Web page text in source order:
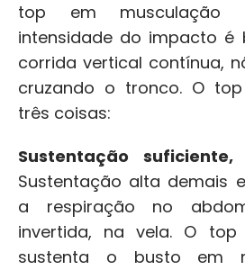
top em musculação
intensidade do impacto
corrida vertical contínua,
cruzando o tronco. O
três coisas:
Sustentação
Sustentação alta demais
a respiração no
invertida, na vela. O
sustenta o busto em